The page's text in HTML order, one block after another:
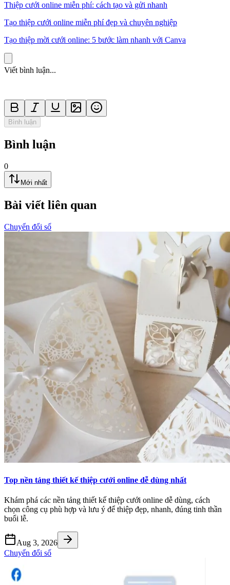
Thiệp cưới online miễn phí: cách tạo và gửi nhanh
Tạo thiệp cưới online miễn phí đẹp và chuyên nghiệp
Tạo thiệp mời cưới online: 5 bước làm nhanh với Canva
Viết bình luận...
Bình luận
Bình luận
0
Mới nhất
Bài viết liên quan
Chuyển đổi số
Top nền tảng thiết kế thiệp cưới online dễ dùng nhất
Khám phá các nền tảng thiết kế thiệp cưới online dễ dùng, cách
chọn công cụ phù hợp và lưu ý để thiệp đẹp, nhanh, đúng tinh thần
buổi lễ.
Aug 3, 2026
Chuyển đổi số